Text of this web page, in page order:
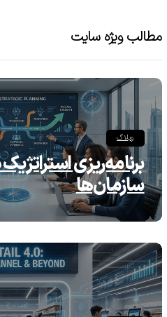
مطالب ویژه سایت
وبلاگ
برنامه‌ریزی
سازمان‌ها